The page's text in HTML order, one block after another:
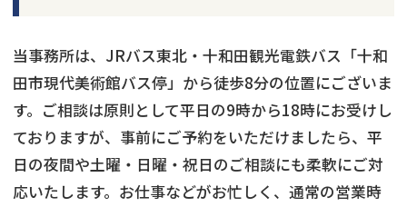
当事務所は、JRバス東北・十和田観光電鉄バス「十和
田市現代美術館バス停」から徒歩8分の位置にございま
す。ご相談は原則として平日の9時から18時にお受けし
ておりますが、事前にご予約をいただけましたら、平
日の夜間や土曜・日曜・祝日のご相談にも柔軟にご対
応いたします。お仕事などがお忙しく、通常の営業時